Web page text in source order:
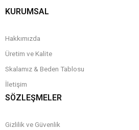
KURUMSAL
Hakkımızda
Üretim ve Kalite
Skalamız & Beden Tablosu
İletişim
SÖZLEŞMELER
Gizlilik ve Güvenlik